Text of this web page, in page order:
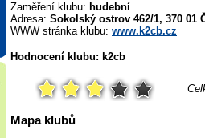
Zaměření klubu: hudební
Adresa: Sokolský ostrov 462/1, 370 01
WWW stránka klubu: www.k2cb.cz
Hodnocení klubu: k2cb
Mapa klubů